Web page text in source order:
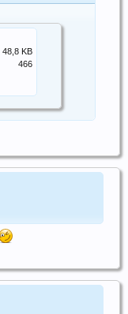
48,8 KB
466